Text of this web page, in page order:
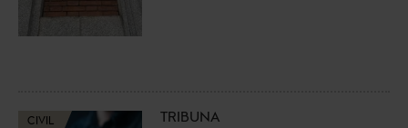
CIVIL
TRIBUNA